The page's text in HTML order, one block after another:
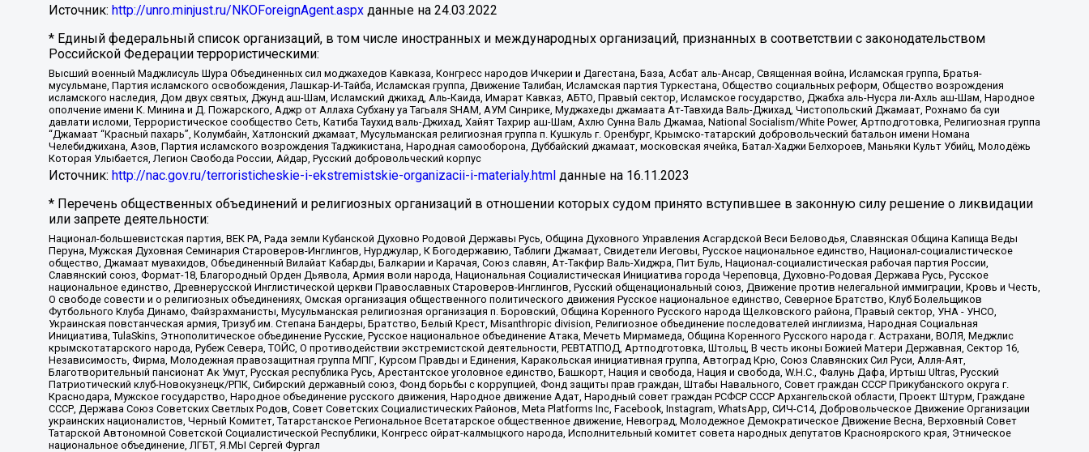
Источник: http://unro.minjust.ru/NKOForeignAgent.aspx данные на 24.03.2022
* Единый федеральный список организаций, в том числе иностранных и международных организаций, признанных в соответствии с законодательством
Российской Федерации террористическими:
Высший военный Маджлисуль Шура Объединенных сил моджахедов Кавказа, Конгресс народов Ичкерии и Дагестана, База, Асбат аль-Ансар, Священная война, Исламская группа, Братья-
мусульмане, Партия исламского освобождения, Лашкар-И-Тайба, Исламская группа, Движение Талибан, Исламская партия Туркестана, Общество социальных реформ, Общество возрождения
исламского наследия, Дом двух святых, Джунд аш-Шам, Исламский джихад, Аль-Каида, Имарат Кавказ, АБТО, Правый сектор, Исламское государство, Джабха аль-Нусра ли-Ахль аш-Шам, Народное
ополчение имени К. Минина и Д. Пожарского, Аджр от Аллаха Субхану уа Тагьаля SHAM, АУМ Синрике, Муджахеды джамаата Ат-Тавхида Валь-Джихад, Чистопольский Джамаат, Рохнамо ба суи
давлати исломи, Террористическое сообщество Сеть, Катиба Таухид валь-Джихад, Хайят Тахрир аш-Шам, Ахлю Сунна Валь Джамаа, National Socialism/White Power, Артподготовка, Религиозная группа
“Джамаат “Красный пахарь”, Колумбайн, Хатлонский джамаат, Мусульманская религиозная группа п. Кушкуль г. Оренбург, Крымско-татарский добровольческий батальон имени Номана
Челебиджихана, Азов, Партия исламского возрождения Таджикистана, Народная самооборона, Дуббайский джамаат, московская ячейка, Батал-Хаджи Белхороев, Маньяки Культ Убийц, Молодёжь
Которая Улыбается, Легион Свобода России, Айдар, Русский добровольческий корпус
Источник: http://nac.gov.ru/terroristicheskie-i-ekstremistskie-organizacii-i-materialy.html данные на 16.11.2023
* Перечень общественных объединений и религиозных организаций в отношении которых судом принято вступившее в законную силу решение о ликвидации
или запрете деятельности:
Национал-большевистская партия, ВЕК РА, Рада земли Кубанской Духовно Родовой Державы Русь, Община Духовного Управления Асгардской Веси Беловодья, Славянская Община Капища Веды
Перуна, Мужская Духовная Семинария Староверов-Инглингов, Нурджулар, К Богодержавию, Таблиги Джамаат, Свидетели Иеговы, Русское национальное единство, Национал-социалистическое
общество, Джамаат мувахидов, Объединенный Вилайат Кабарды, Балкарии и Карачая, Союз славян, Ат-Такфир Валь-Хиджра, Пит Буль, Национал-социалистическая рабочая партия России,
Славянский союз, Формат-18, Благородный Орден Дьявола, Армия воли народа, Национальная Социалистическая Инициатива города Череповца, Духовно-Родовая Держава Русь, Русское
национальное единство, Древнерусской Инглистической церкви Православных Староверов-Инглингов, Русский общенациональный союз, Движение против нелегальной иммиграции, Кровь и Честь,
О свободе совести и о религиозных объединениях, Омская организация общественного политического движения Русское национальное единство, Северное Братство, Клуб Болельщиков
Футбольного Клуба Динамо, Файзрахманисты, Мусульманская религиозная организация п. Боровский, Община Коренного Русского народа Щелковского района, Правый сектор, УНА - УНСО,
Украинская повстанческая армия, Тризуб им. Степана Бандеры, Братство, Белый Крест, Misanthropic division, Религиозное объединение последователей инглиизма, Народная Социальная
Инициатива, TulaSkins, Этнополитическое объединение Русские, Русское национальное объединение Атака, Мечеть Мирмамеда, Община Коренного Русского народа г. Астрахани, ВОЛЯ, Меджлис
крымскотатарского народа, Рубеж Севера, ТОЙС, О противодействии экстремистской деятельности, РЕВТАТПОД, Артподготовка, Штольц, В честь иконы Божией Матери Державная, Сектор 16,
Независимость, Фирма, Молодежная правозащитная группа МПГ, Курсом Правды и Единения, Каракольская инициативная группа, Автоград Крю, Союз Славянских Сил Руси, Алля-Аят,
Благотворительный пансионат Ак Умут, Русская республика Русь, Арестантское уголовное единство, Башкорт, Нация и свобода, Нация и свобода, W.H.С., Фалунь Дафа, Иртыш Ultras, Русский
Патриотический клуб-Новокузнецк/РПК, Сибирский державный союз, Фонд борьбы с коррупцией, Фонд защиты прав граждан, Штабы Навального, Совет граждан СССР Прикубанского округа г.
Краснодара, Мужское государство, Народное объединение русского движения, Народное движение Адат, Народный совет граждан РСФСР СССР Архангельской области, Проект Штурм, Граждане
СССР, Держава Союз Советских Светлых Родов, Совет Советских Социалистических Районов, Meta Platforms Inc, Facebook, Instagram, WhatsApp, СИЧ-С14, Добровольческое Движение Организации
украинских националистов, Черный Комитет, Татарстанское Региональное Всетатарское общественное движение, Невоград, Молодежное Демократическое Движение Весна, Верховный Совет
Татарской Автономной Советской Социалистической Республики, Конгресс ойрат-калмыцкого народа, Исполнительный комитет совета народных депутатов Красноярского края, Этническое
национальное объединение, ЛГБТ, Я.МЫ Сергей Фургал